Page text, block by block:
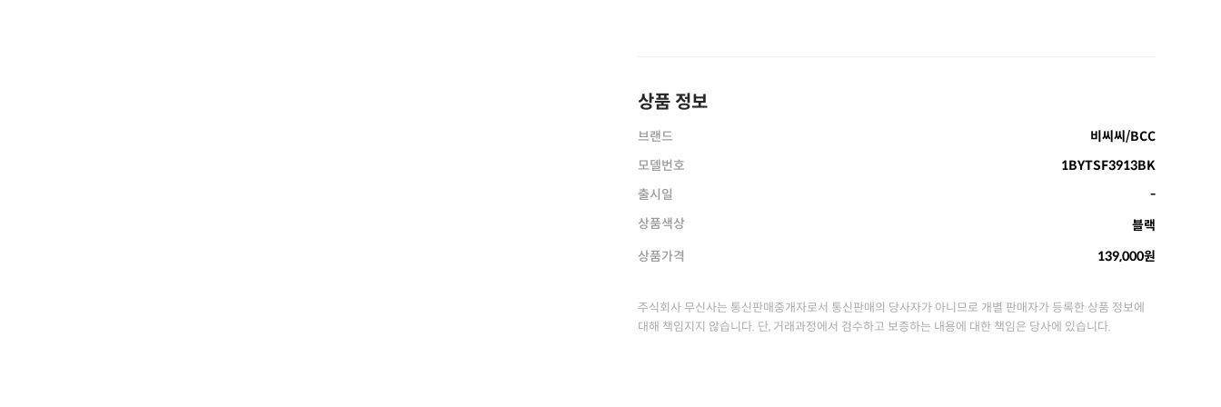
상품 정보
브랜드
비씨씨/BCC
모델번호
1BYTSF3913BK
출시일
-
상품색상
블랙
상품가격
139,000원
주식회사 무신사는 통신판매중개자로서 통신판매의 당사자가 아니므로 개별 판매자가 등록한 상품 정보에
대해 책임지지 않습니다. 단, 거래과정에서 검수하고 보증하는 내용에 대한 책임은 당사에 있습니다.